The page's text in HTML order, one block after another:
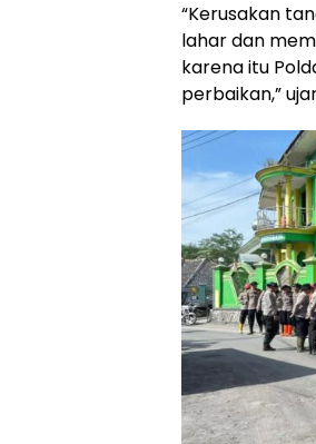
“Kerusakan
lahar dan
karena itu
perbaikan,”